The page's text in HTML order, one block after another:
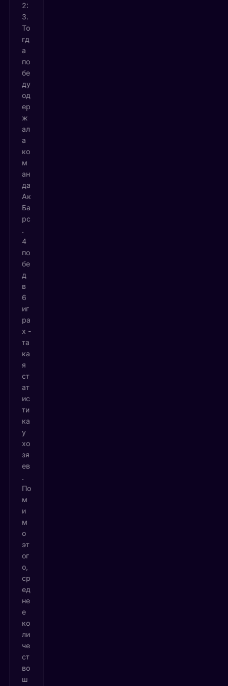
2:
3.
То
гд
а
по
бе
ду
од
ер
ж
ал
а
ко
м
ан
да
Ак
Ба
рс
.
4
по
бе
д
в
6
иг
ра
х -
та
ка
я
ст
ат
ис
ти
ка
у
хо
зя
ев
.
По
м
и
м
о
эт
ог
о,
ср
ед
не
е
ко
ли
че
ст
во
ш